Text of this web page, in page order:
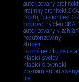
autorizovaný
krajinný architekt SKA
hosťujúci architekt
dobrovoľný člen SKA
autorizovaný v
neautorizovaný
študent
Formálne združenia
Klasici svetoví
Klasici slovenskí
Zoznam
Iné